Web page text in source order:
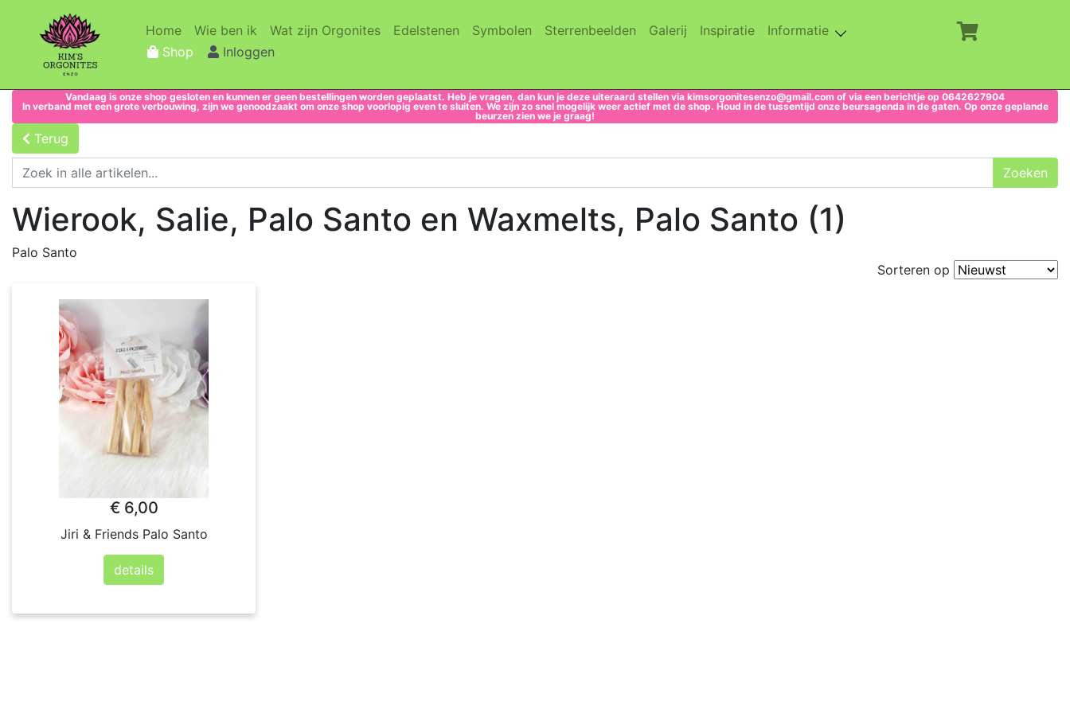
Home(current)
Wie ben ik (current)
Wat zijn Orgonites(current)
Edelstenen (current)
Symbolen (current)
Sterrenbeelden (current)
Galerij (current)
Inspiratie(current)
Informatie
Shop
Inloggen
Vandaag is onze shop gesloten en kunnen er geen bestellingen worden geplaatst. Heb je vragen, dan kun je deze uiteraard stellen via kimsorgonitesenzo@gmail.com of via een berichtje op 0642627904
In verband met een grote verbouwing, zijn we genoodzaakt om onze shop voorlopig even te sluiten. We zijn zo snel mogelijk weer actief met de shop. Houd in de tussentijd onze beursagenda in de gaten. Op onze geplande
beurzen zien we je graag!
Terug
Wierook, Salie, Palo Santo en Waxmelts, Palo Santo (1)
Palo Santo
Sorteren op
€ 6,00
Jiri & Friends Palo Santo
details